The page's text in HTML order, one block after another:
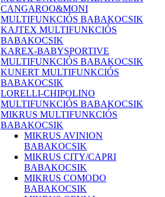
CANGAROO&MONI
MULTIFUNKCIÓS BABAKOCSIK
KAJTEX MULTIFUNKCIÓS
BABAKOCSIK
KAREX-BABYSPORTIVE
MULTIFUNKCIÓS BABAKOCSIK
KUNERT MULTIFUNKCIÓS
BABAKOCSIK
LORELLI-CHIPOLINO
MULTIFUNKCIÓS BABAKOCSIK
MIKRUS MULTIFUNKCIÓS
BABAKOCSIK
MIKRUS AVINION
BABAKOCSIK
MIKRUS CITY/CAPRI
BABAKOCSIK
MIKRUS COMODO
BABAKOCSIK